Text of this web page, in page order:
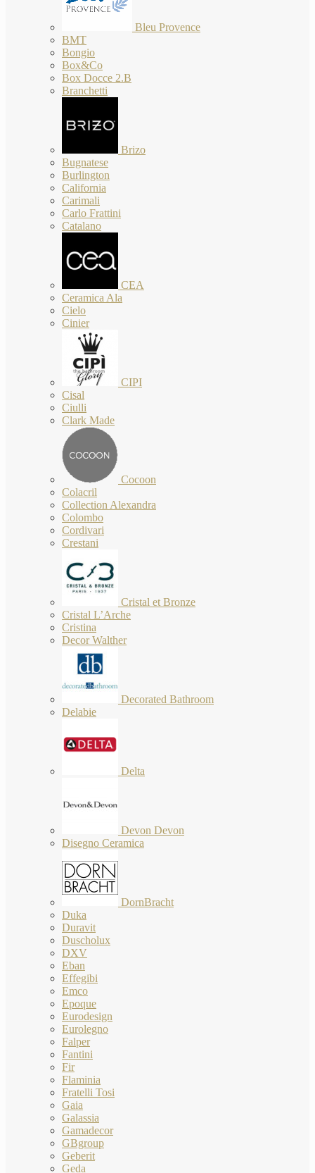
Bleu Provence
BMT
Bongio
Box&Co
Box Docce 2.B
Branchetti
Brizo
Bugnatese
Burlington
California
Carimali
Carlo Frattini
Catalano
CEA
Ceramica Ala
Cielo
Cinier
CIPI
Cisal
Ciulli
Clark Made
Cocoon
Colacril
Collection Alexandra
Colombo
Cordivari
Crestani
Cristal et Bronze
Cristal L’Arche
Cristina
Decor Walther
Decorated Bathroom
Delabie
Delta
Devon Devon
Disegno Ceramica
DornBracht
Duka
Duravit
Duscholux
DXV
Eban
Effegibi
Emco
Epoque
Eurodesign
Eurolegno
Falper
Fantini
Fir
Flaminia
Fratelli Tosi
Gaia
Galassia
Gamadecor
GBgroup
Geberit
Geda